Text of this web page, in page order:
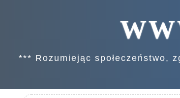
*** Rozumiejąc społeczeństwo,